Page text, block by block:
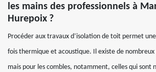
les mains des professionnels à
Hurepoix ?
Procéder aux travaux d’isolation de toit permet
fois thermique et acoustique. Il existe de nombreux
mais pour les combles, notamment, celles qui sont